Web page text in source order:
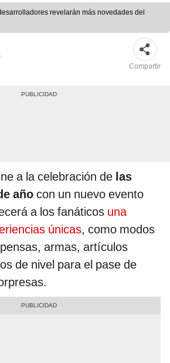
revelarán más novedades del
Compartir
a la celebración de las
año con un nuevo evento
a los fanáticos una
únicas, como modos
armas, artículos
de nivel para el pase de